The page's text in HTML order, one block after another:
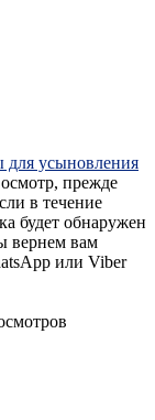
для усыновления
прежде
в течение
будет обнаружен
вернем вам
или Viber